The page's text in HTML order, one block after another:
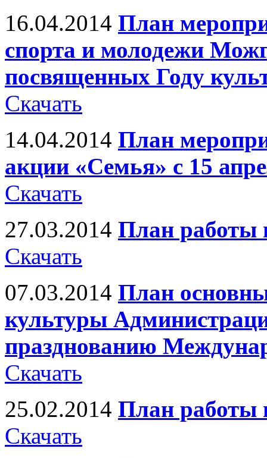
16.04.2014 План
спорта и молодежи
посвященных Году
Скачать
14.04.2014 План
акции «Семья» с 15
Скачать
27.03.2014 План работы
Скачать
07.03.2014 План
культуры
празднованию
Скачать
25.02.2014 План работы
Скачать